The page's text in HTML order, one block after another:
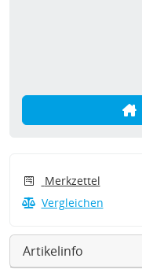
Merkzettel
Vergleichen
Artikelinfo